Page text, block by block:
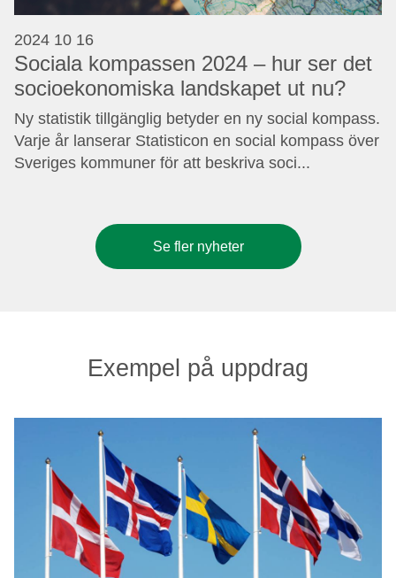
2024 10 16
Sociala kompassen 2024 – hur ser det
socioekonomiska landskapet ut nu?
Ny statistik tillgänglig betyder en ny social kompass.
Varje år lanserar Statisticon en social kompass över
Sveriges kommuner för att beskriva soci...
Se fler nyheter
Exempel på uppdrag